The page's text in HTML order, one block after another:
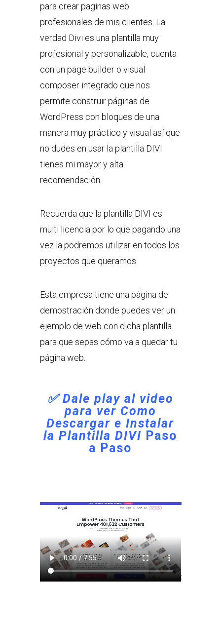
para crear paginas web
profesionales de mis clientes. La
verdad Divi es una plantilla muy
profesional y personalizable, cuenta
con un page builder o visual
composer integrado que nos
permite construir páginas de
WordPress con bloques de una
manera muy práctico y visual así que
no dudes en usar la plantilla DIVI
tienes mi mayor y alta
recomendación.
Recuerda que la plantilla DIVI es
multi licencia por lo que pagando una
vez la podremos utilizar en todos los
proyectos que queramos.
Esta empresa tiene una página de
demostración donde puedes ver un
ejemplo de web con dicha plantilla
para que sepas cómo va a quedar tu
página web.
✅ Dale play al video
para ver Como
Descargar e Instalar
la Plantilla DIVI Paso
a Paso